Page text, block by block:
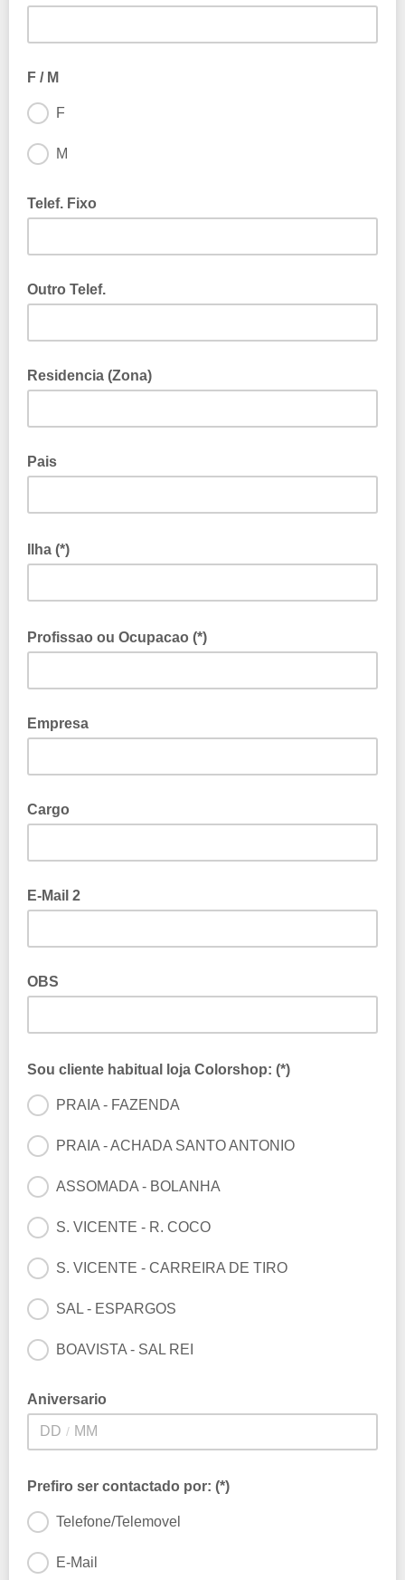
F / M
F
M
Telef. Fixo
Outro Telef.
Residencia (Zona)
Pais
Ilha (*)
Profissao ou Ocupacao (*)
Empresa
Cargo
E-Mail 2
OBS
Sou cliente habitual loja Colorshop: (*)
PRAIA - FAZENDA
PRAIA - ACHADA SANTO ANTONIO
ASSOMADA - BOLANHA
S. VICENTE - R. COCO
S. VICENTE - CARREIRA DE TIRO
SAL - ESPARGOS
BOAVISTA - SAL REI
Aniversario
/
Prefiro ser contactado por: (*)
Telefone/Telemovel
E-Mail